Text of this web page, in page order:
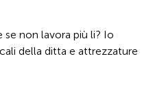
non lavora più li? Io
della ditta e attrezzature